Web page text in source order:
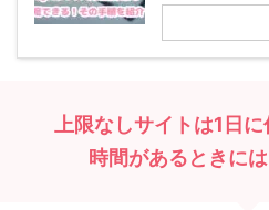
上限なしサイトは1日
時間があるときに